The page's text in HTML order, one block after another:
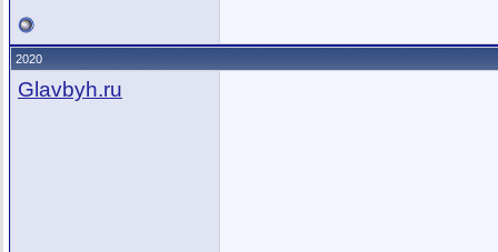
2020
Glavbyh.ru